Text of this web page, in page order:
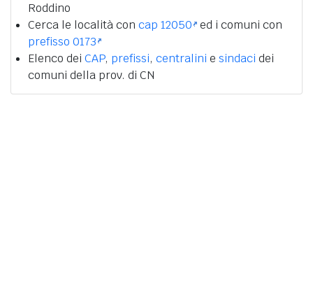
Roddino
Cerca le località con cap 12050 ed i comuni con
prefisso 0173
Elenco dei CAP, prefissi, centralini e sindaci dei
comuni della prov. di CN